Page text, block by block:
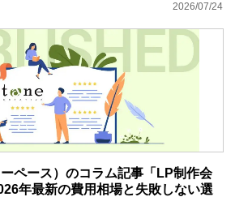
2026/07/24
ペース）のコラム記事「LP制作会
年最新の費用相場と失敗しない選